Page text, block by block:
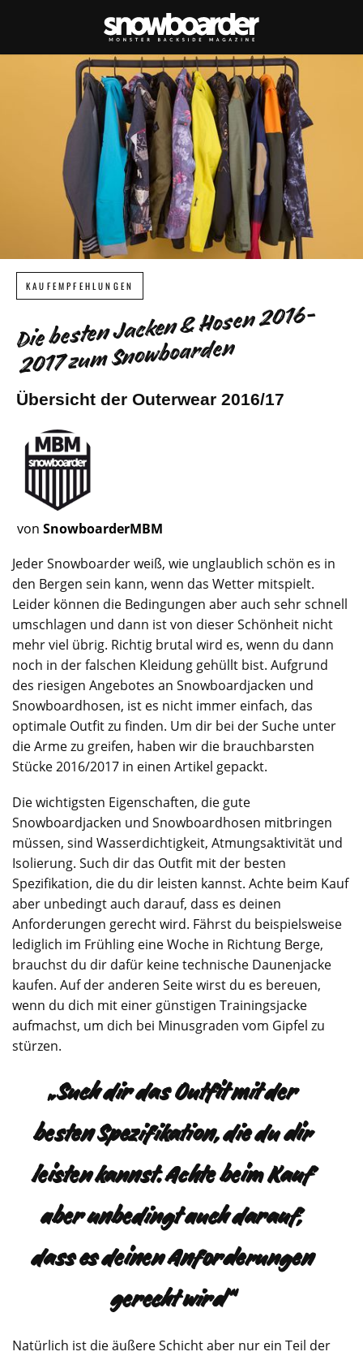
KAUFEMPFEHLUNGEN
Die besten Jacken & Hosen 2016-
2017 zum Snowboarden
Übersicht der Outerwear 2016/17
von SnowboarderMBM
Jeder Snowboarder weiß, wie unglaublich schön es in
den Bergen sein kann, wenn das Wetter mitspielt.
Leider können die Bedingungen aber auch sehr schnell
umschlagen und dann ist von dieser Schönheit nicht
mehr viel übrig. Richtig brutal wird es, wenn du dann
noch in der falschen Kleidung gehüllt bist. Aufgrund
des riesigen Angebotes an Snowboardjacken und
Snowboardhosen, ist es nicht immer einfach, das
optimale Outfit zu finden. Um dir bei der Suche unter
die Arme zu greifen, haben wir die brauchbarsten
Stücke 2016/2017 in einen Artikel gepackt.
Die wichtigsten Eigenschaften, die gute
Snowboardjacken und Snowboardhosen mitbringen
müssen, sind Wasserdichtigkeit, Atmungsaktivität und
Isolierung. Such dir das Outfit mit der besten
Spezifikation, die du dir leisten kannst. Achte beim Kauf
aber unbedingt auch darauf, dass es deinen
Anforderungen gerecht wird. Fährst du beispielsweise
lediglich im Frühling eine Woche in Richtung Berge,
brauchst du dir dafür keine technische Daunenjacke
kaufen. Auf der anderen Seite wirst du es bereuen,
wenn du dich mit einer günstigen Trainingsjacke
aufmachst, um dich bei Minusgraden vom Gipfel zu
stürzen.
„Such dir das Outfit mit der
besten Spezifikation, die du dir
leisten kannst. Achte beim Kauf
aber unbedingt auch darauf,
dass es deinen Anforderungen
gerecht wird“
Natürlich ist die äußere Schicht aber nur ein Teil der